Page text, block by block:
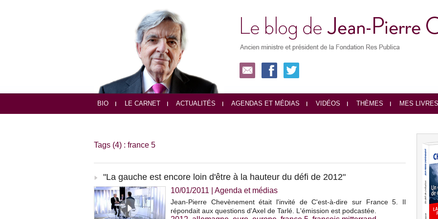
BIO LE CARNET ACTUALITÉS AGENDAS ET MÉDIAS VIDÉOS THÈMES MES LIVRES
Tags (4) : france 5
"La gauche est encore loin d'être à la hauteur du défi de 2012"
10/01/2011 Agenda et médias
Jean-Pierre Chevènement était l'invité de C'est-à-dire sur France 5. Il
répondait aux questions d'Axel de Tarlé. L'émission est podcastée.